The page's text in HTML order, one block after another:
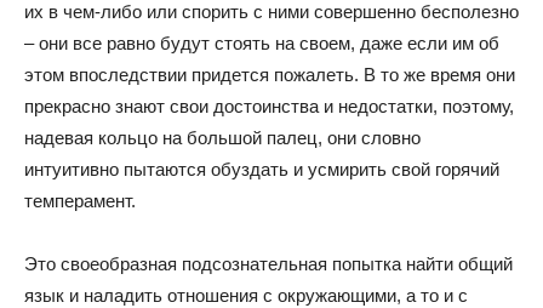
их в чем-либо или спорить с ними совершенно бесполезно
– они все равно будут стоять на своем, даже если им об
этом впоследствии придется пожалеть. В то же время они
прекрасно знают свои достоинства и недостатки, поэтому,
надевая кольцо на большой палец, они словно
интуитивно пытаются обуздать и усмирить свой горячий
темперамент.
Это своеобразная подсознательная попытка найти общий
язык и наладить отношения с окружающими, а то и с